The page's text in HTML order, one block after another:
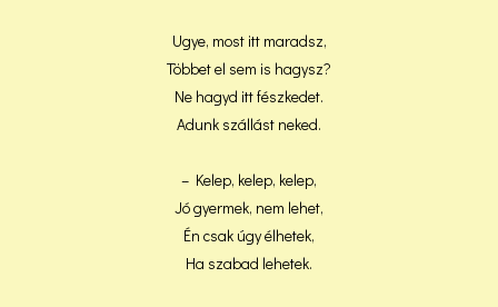
Ugye, most itt maradsz,
Többet el sem is hagysz?
Ne hagyd itt fészkedet.
Adunk szállást neked.
– Kelep, kelep, kelep,
Jó gyermek, nem lehet,
Én csak úgy élhetek,
Ha szabad lehetek.